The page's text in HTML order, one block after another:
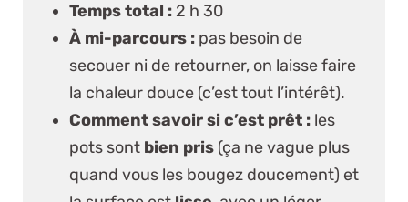
Temps total : 2 h 30
À mi-parcours : pas besoin de
secouer ni de retourner, on laisse faire
la chaleur douce (c’est tout l’intérêt).
Comment savoir si c’est prêt : les
pots sont bien pris (ça ne vague plus
quand vous les bougez doucement) et